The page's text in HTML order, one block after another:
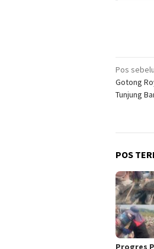
pos
Pos
Gotong
Tunjung
POS
Progres